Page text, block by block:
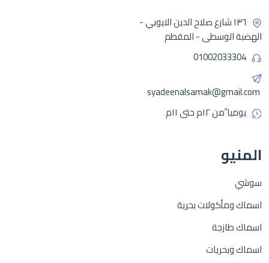
١٣٦ شارع صلاح الدين الايوبي -
الهضبة الوسطى - المقطم
01002033304
syadeenalsamak@gmail.com
يوميا ًمن ١٢م حتى ١١م
المنيو
سوشي
اسماك ومأكولات بحرية
اسماك طازجة
اسماك وبحريات